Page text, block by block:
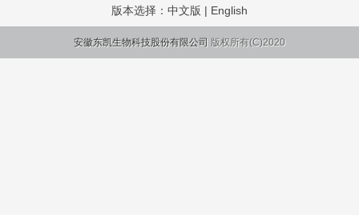
版本选择： 中文版 | English
安徽东凯生物科技股份有限公司 版权所有(C)2020